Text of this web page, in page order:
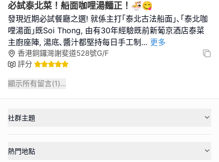
必試泰北菜！船面咖哩湯麵正！🍜😋
發現近期必試餐廳之選! 就係主打｢泰北古法船面｣､｢泰北咖
哩湯面｣既Soi Thong, 由有30年經驗既前新葡京酒店泰菜
主廚座陣, 湯底､醬汁都堅持每日手工制 ... 更多
香港銅鑼灣謝斐道528號G/F
評分
顯示所有留言(1)...
社群主題
熱門地點